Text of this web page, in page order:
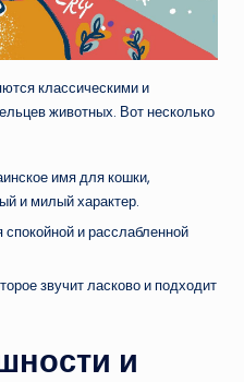
классическими и
животных. Вот несколько
имя для кошки,
и милый характер.
и расслабленной
звучит ласково и подходит
и